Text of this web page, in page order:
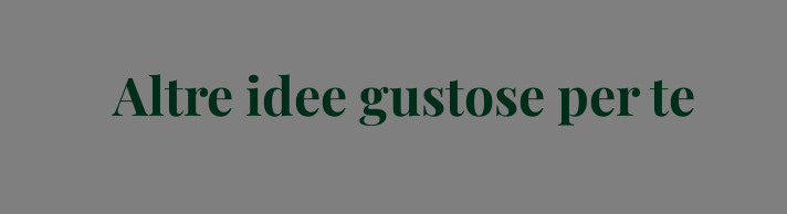
Altre idee gustose per te